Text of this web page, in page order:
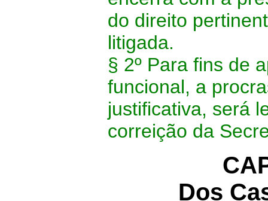
do direito
litigada.
§ 2º Para fins de
funcional, a
justificativa, será
correição da
Dos